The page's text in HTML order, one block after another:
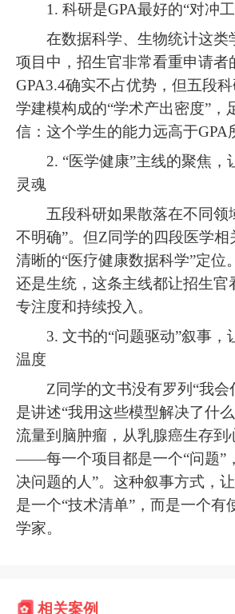
1. 科研是GPA最好的“对冲工
在数据科学、生物统计这类
项目中，招生官非常看重申请者
GPA3.4确实不占优势，但五段
学建模构成的“学术产出密度”，
信：这个学生的能力远高于GPA
2. “医学健康”主线的聚焦，
灵魂
五段科研如果散落在不同领
不明确”。但Z同学的四段医学相
清晰的“医疗健康数据科学”定位
还是生统，这条主线都让招生官
专注度和持续投入。
3. 文书的“问题驱动”叙事，
温度
Z同学的文书没有罗列“我会
是讲述“我用这些模型解决了什
流量到脑肿瘤，从乳腺癌生存到
——每一个项目都是一个“问题”
决问题的人”。这种叙事方式，
是一个“技术清单”，而是一个有
学家。
相关案例